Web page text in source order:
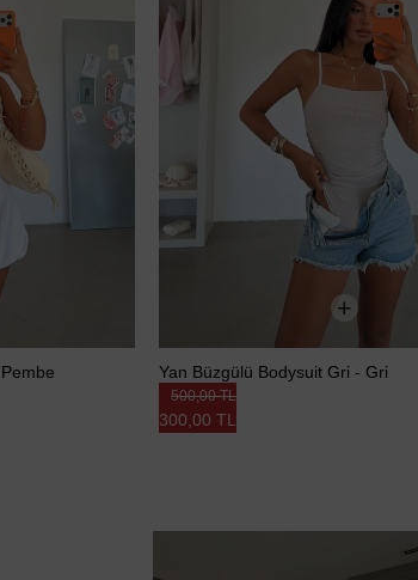
Yan Büzgülü Bodysuit Gri - Gri
300,00 TL
500,00 TL